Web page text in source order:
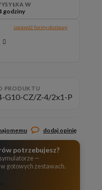
W
godziny
sprawdź formy dostawy
PRODUKTU
G10-CZ/Z-4/2x1-P
dodaj opinię
potrzebujesz?
—
gotowych zestawach.